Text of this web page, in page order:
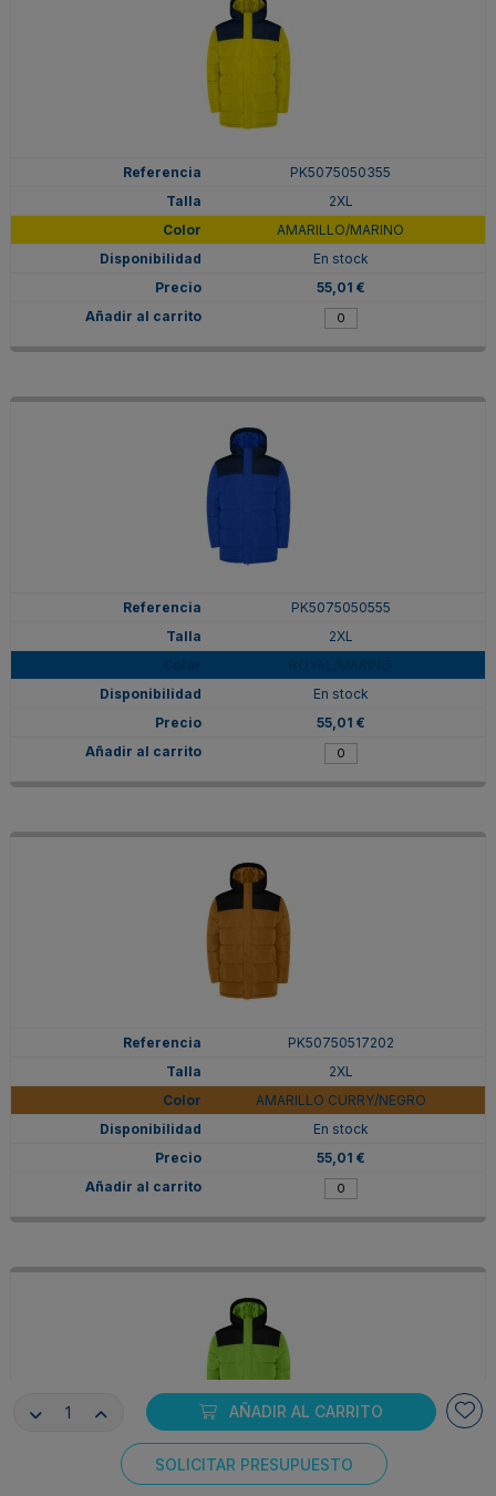
AÑADIR AL CARRITO
SOLICITAR PRESUPUESTO
PK5075050355
2XL
AMARILLO/MARINO
En stock
55,01 €
PK5075050555
2XL
En stock
55,01 €
PK50750517202
2XL
AMARILLO CURRY/NEGRO
En stock
55,01 €
PK50750522502
Consentimiento de cookies